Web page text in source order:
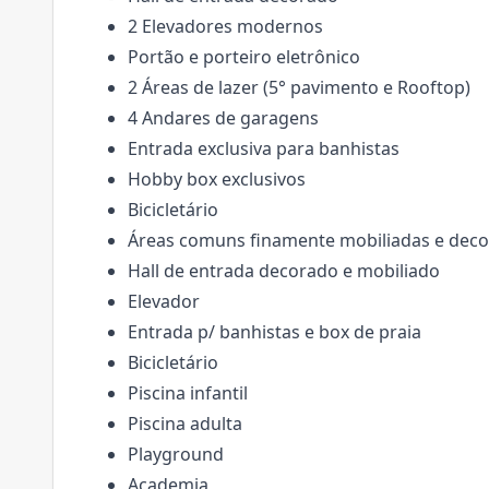
2 Elevadores modernos
Portão e porteiro eletrônico
2 Áreas de lazer (5° pavimento e Rooftop)
4 Andares de garagens
Entrada exclusiva para banhistas
Hobby box exclusivos
Bicicletário
Áreas comuns finamente mobiliadas e
Hall de entrada decorado e mobiliado
Elevador
Entrada p/ banhistas e box de praia
Bicicletário
Piscina infantil
Piscina adulta
Playground